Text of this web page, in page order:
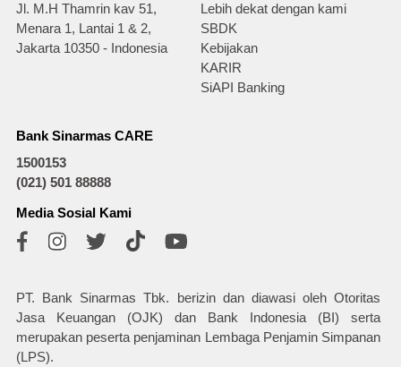
Jl. M.H Thamrin kav 51,
Menara 1, Lantai 1 & 2,
Jakarta 10350 - Indonesia
Lebih dekat dengan kami
SBDK
Kebijakan
KARIR
SiAPI Banking
Bank Sinarmas CARE
1500153
(021) 501 88888
Media Sosial Kami
PT. Bank Sinarmas Tbk. berizin dan diawasi oleh Otoritas
Jasa Keuangan (OJK) dan Bank Indonesia (BI) serta
merupakan peserta penjaminan Lembaga Penjamin Simpanan
(LPS).